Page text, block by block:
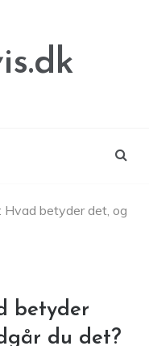
Hvad betyder det, og
betyder
du det?